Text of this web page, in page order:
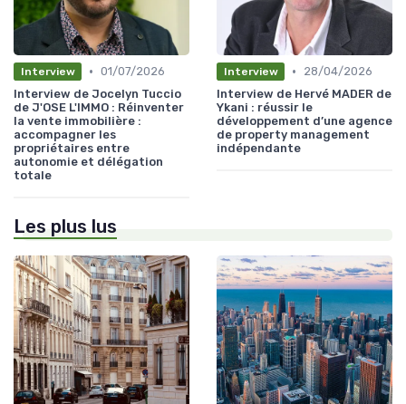
Interview • 01/07/2026
Interview de Jocelyn Tuccio
de J'OSE L'IMMO : Réinventer
la vente immobilière :
accompagner les
propriétaires entre
autonomie et délégation
totale
Interview •
28/04/2026
Interview de Hervé MADER de
Ykani : réussir le
développement d’une agence
de property management
indépendante
Les plus lus